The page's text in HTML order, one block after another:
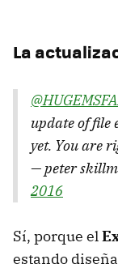
La
update of file
yet. You are
— peter
2016
Sí, porque el
estando